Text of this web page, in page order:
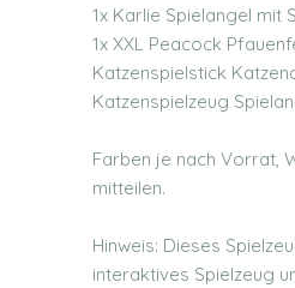
1x Karlie Spielangel mit
1x XXL Peacock
Katzenspielstick
Katzenspielzeug
Farben je nach Vorrat,
mitteilen.
Hinweis: Dieses
interaktives Spielzeug